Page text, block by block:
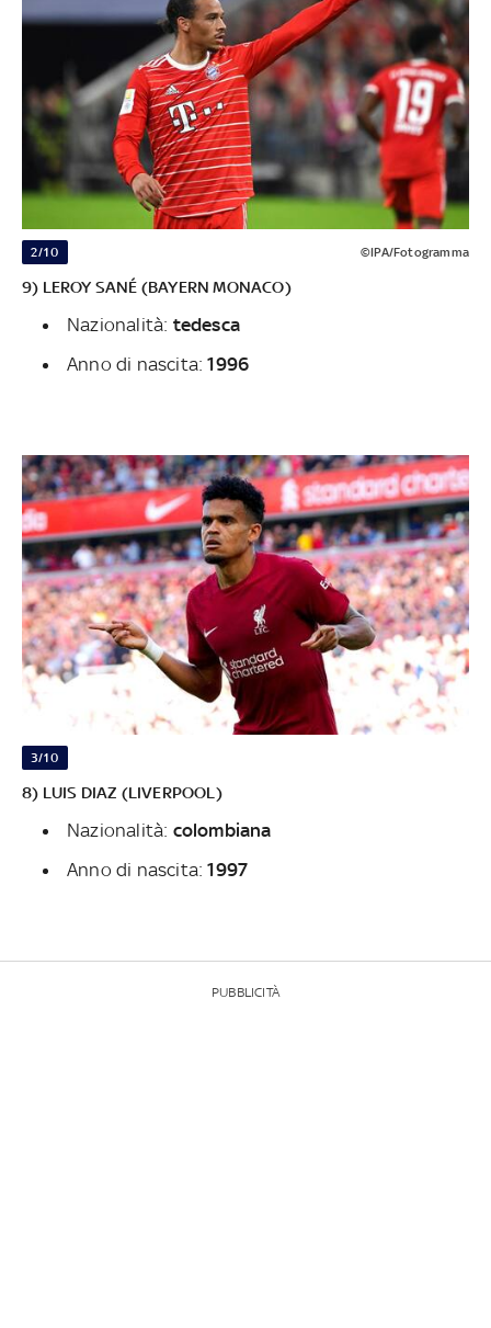
2/10 ©IPA/Fotogramma
9) LEROY SANÉ (BAYERN MONACO)
Nazionalità: tedesca
Anno di nascita:1996
3/10
8) LUIS DIAZ (LIVERPOOL)
Nazionalità: colombiana
Anno di nascita:1997
PUBBLICITÀ